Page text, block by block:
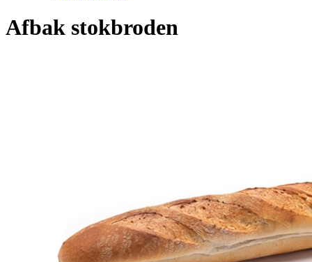
Afbak stokbroden